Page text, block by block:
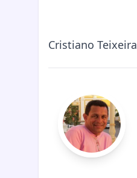
Cristiano Teixeira